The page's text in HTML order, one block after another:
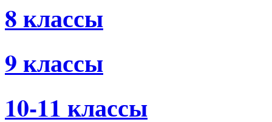
8 классы
9 классы
10-11 классы